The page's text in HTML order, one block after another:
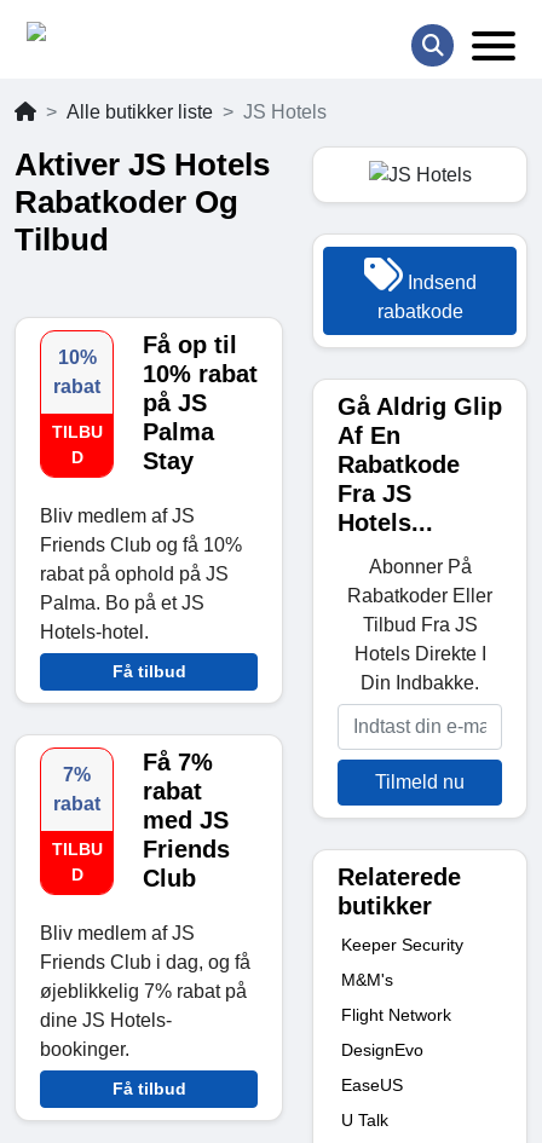
Alle butikker liste JS Hotels
Aktiver JS Hotels
Rabatkoder Og
Tilbud
10%
rabat
TILBU
D
Få op til
10% rabat
på JS
Palma
Stay
Bliv medlem af JS
Friends Club og få 10%
rabat på ophold på JS
Palma. Bo på et JS
Hotels-hotel.
Få tilbud
7%
rabat
TILBU
D
Få 7%
rabat
med JS
Friends
Club
Bliv medlem af JS
Friends Club i dag, og få
øjeblikkelig 7% rabat på
dine JS Hotels-
bookinger.
Få tilbud
Indsend
rabatkode
Gå Aldrig Glip
Af En
Rabatkode
Fra JS
Hotels...
Abonner På
Rabatkoder Eller
Tilbud Fra JS
Hotels Direkte I
Din Indbakke.
Tilmeld nu
Relaterede
butikker
Keeper Security
M&M's
Flight Network
DesignEvo
EaseUS
U Talk